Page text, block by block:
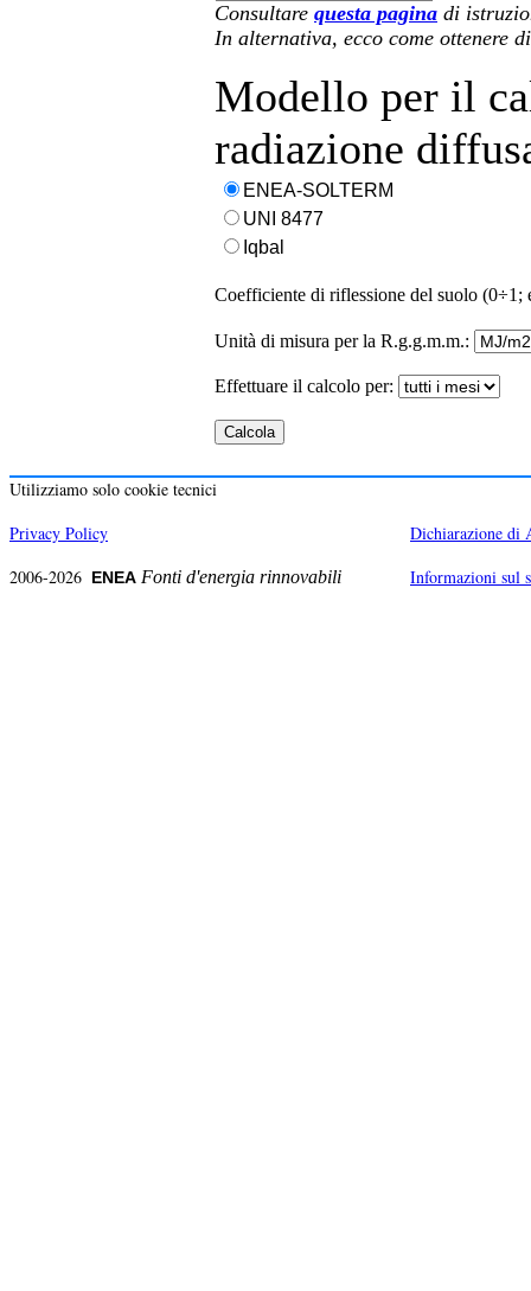
Consultare questa pagina di
In alternativa, ecco come ottenere
Modello per il
radiazione
ENEA-SOLTERM
UNI 8477
Iqbal
Coefficiente di riflessione del suolo (0÷1;
Unità di misura per la R.g.g.m.m.:
Effettuare il calcolo per:
Utilizziamo solo cookie tecnici
Privacy Policy
Dichiarazione di
2006-2026 ENEA Fonti d'energia rinnovabili Informazioni sul